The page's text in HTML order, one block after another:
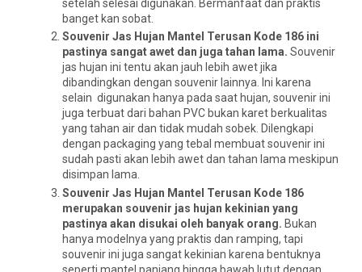
setelah selesai digunakan. Bermanfaat dan praktis
banget kan sobat.
Souvenir Jas Hujan Mantel Terusan Kode 186 ini
pastinya sangat awet dan juga tahan lama. Souvenir
jas hujan ini tentu akan jauh lebih awet jika
dibandingkan dengan souvenir lainnya. Ini karena
selain digunakan hanya pada saat hujan, souvenir ini
juga terbuat dari bahan PVC bukan karet berkualitas
yang tahan air dan tidak mudah sobek. Dilengkapi
dengan packaging yang tebal membuat souvenir ini
sudah pasti akan lebih awet dan tahan lama meskipun
disimpan lama.
Souvenir Jas Hujan Mantel Terusan Kode 186
merupakan souvenir jas hujan kekinian yang
pastinya akan disukai oleh banyak orang. Bukan
hanya modelnya yang praktis dan ramping, tapi
souvenir ini juga sangat kekinian karena bentuknya
seperti mantel panjang hingga bawah lutut dengan